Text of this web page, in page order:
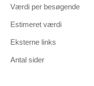
Værdi per besøgende
Estimeret værdi
Eksterne links
Antal sider